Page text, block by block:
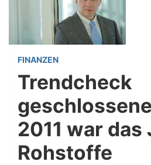
FINANZEN
Trendcheck
2011 war das
Rohstoffe